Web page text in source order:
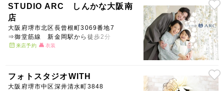
STUDIO ARC しんかな大阪南
店
大阪府堺市北区長曾根町3069番地7
⇒御堂筋線 新金岡駅から徒歩2分
来店予約 衣装
フォトスタジオWITH
大阪府堺市中区深井清水町3848